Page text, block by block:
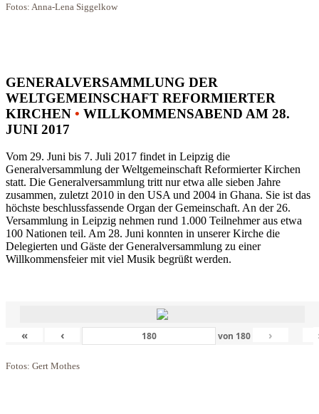
Fotos: Anna-Lena Siggelkow
GENERALVERSAMMLUNG DER
WELTGEMEINSCHAFT REFORMIERTER
KIRCHEN • WILLKOMMENSABEND AM 28.
JUNI 2017
Vom 29. Juni bis 7. Juli 2017 findet in Leipzig die
Generalversammlung der Weltgemeinschaft Reformierter Kirchen
statt. Die Generalversammlung tritt nur etwa alle sieben Jahre
zusammen, zuletzt 2010 in den USA und 2004 in Ghana. Sie ist das
höchste beschlussfassende Organ der Gemeinschaft. An der 26.
Versammlung in Leipzig nehmen rund 1.000 Teilnehmer aus etwa
100 Nationen teil. Am 28. Juni konnten in unserer Kirche die
Delegierten und Gäste der Generalversammlung zu einer
Willkommensfeier mit viel Musik begrüßt werden.
« ‹ von 180 ›
Fotos: Gert Mothes